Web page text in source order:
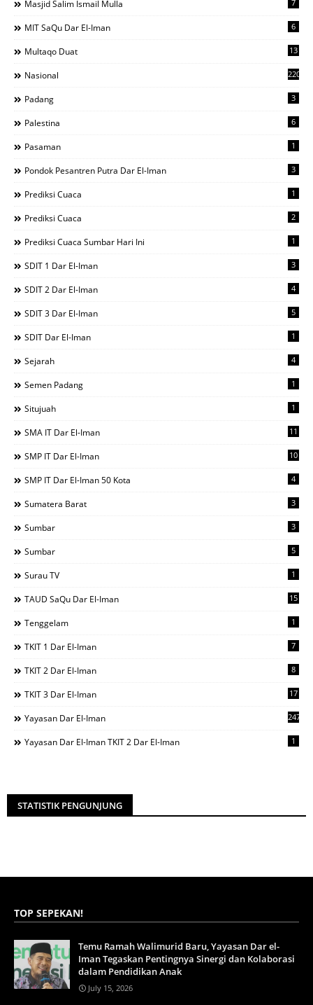
Masjid Salim Ismail Mulla 7
MIT SaQu Dar El-Iman 6
Multaqo Duat 13
Nasional 220
Padang 3
Palestina 6
Pasaman 1
Pondok Pesantren Putra Dar El-Iman 3
Prediksi Cuaca 1
Prediksi Cuaca 2
Prediksi Cuaca Sumbar Hari Ini 1
SDIT 1 Dar El-Iman 3
SDIT 2 Dar El-Iman 4
SDIT 3 Dar El-Iman 5
SDIT Dar El-Iman 1
Sejarah 4
Semen Padang 1
Situjuah 1
SMA IT Dar El-Iman 11
SMP IT Dar El-Iman 10
SMP IT Dar El-Iman 50 Kota 4
Sumatera Barat 3
Sumbar 3
Sumbar 5
Surau TV 1
TAUD SaQu Dar El-Iman 15
Tenggelam 1
TKIT 1 Dar El-Iman 7
TKIT 2 Dar El-Iman 8
TKIT 3 Dar El-Iman 17
Yayasan Dar El-Iman 247
Yayasan Dar El-Iman TKIT 2 Dar El-Iman 1
STATISTIK PENGUNJUNG
TOP SEPEKAN!
Temu Ramah Walimurid Baru, Yayasan Dar el-
Iman Tegaskan Pentingnya Sinergi dan Kolaborasi
dalam Pendidikan Anak
July 15, 2026